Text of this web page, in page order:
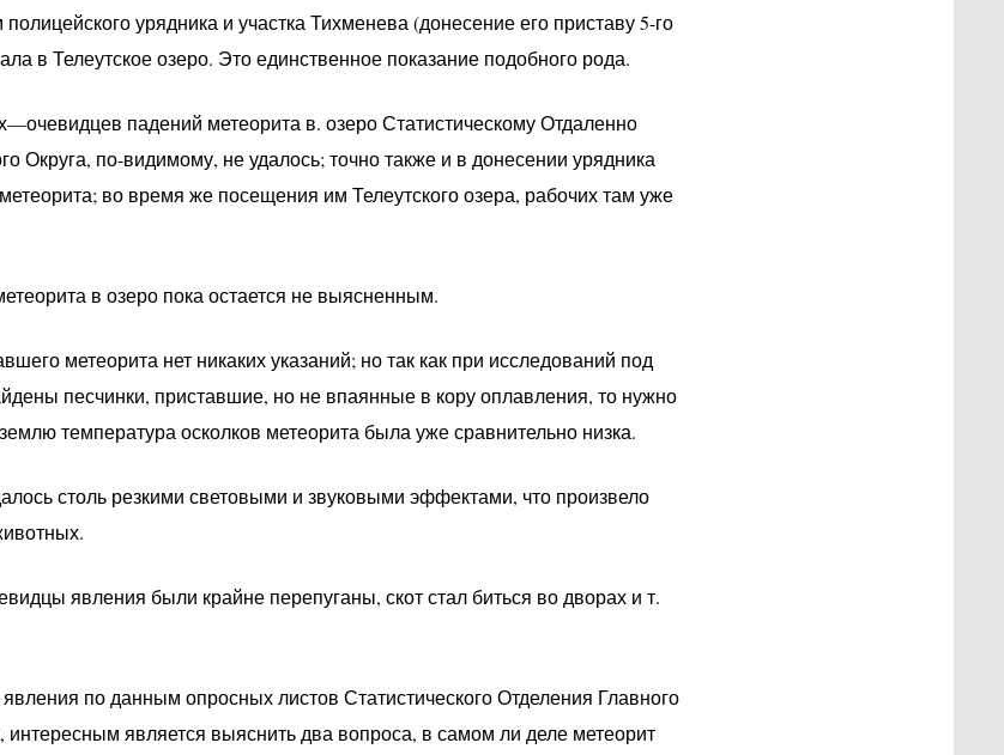
урядника и участка Тихменева (донесение его приставу 5-го
в Телеутское озеро. Это единственное показание подобного рода.
падений метеорита в. озеро Статистическому Отдаленно
Округа, по-видимому, не удалось; точно также и в донесении урядника
во время же посещения им Телеутского озера, рабочих там уже
в озеро пока остается не выясненным.
метеорита нет никаких указаний; но так как при исследований под
песчинки, приставшие, но не впаянные в кору оплавления, то нужно
температура осколков метеорита была уже сравнительно низка.
столь резкими световыми и звуковыми эффектами, что произвело
явления были крайне перепуганы, скот стал биться во дворах и т.
по данным опросных листов Статистического Отделения Главного
интересным является выяснить два вопроса, в самом ли деле метеорит